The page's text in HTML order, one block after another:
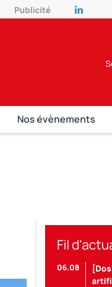
Publicité
Nos évènements
Fil
06.08